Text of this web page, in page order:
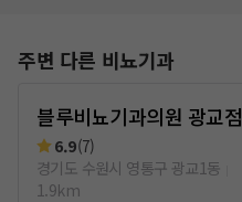
주변 다른 비뇨기과
블루비뇨기과의원 광교점
6.9(7)
경기도 수원시 영통구 광교1동
1.9km